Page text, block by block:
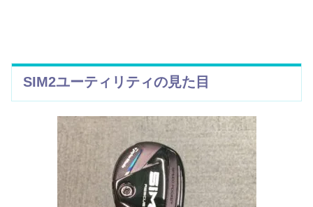
SIM2ユーティリティの見た目